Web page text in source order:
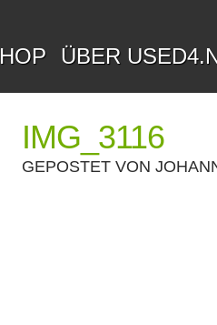
ÜBER
IMG_3116
GEPOSTET VON